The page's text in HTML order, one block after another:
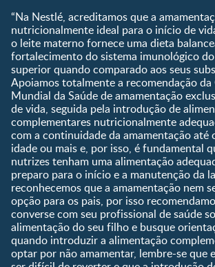
Fale conosco
Shopping
Compre Agora
Gravidez
Pós-Parto
0 a 5 meses
6 a 8 meses
9 a 12 meses
1 a 3 anos
Pré-escolar
Ser Mãe e Pai
Nutrição,
Saúde
Ferramentas
Quando eu ficarei fértil?
Que dia meu bebê vai
nascer?
Guia de Nomes para Bebê
Calendário de semanas de
gravidez
“Na Nestlé, acreditamos que a
nutricionalmente ideal para o início de
o leite materno fornece uma dieta
fortalecimento do sistema imunológico
superior quando comparado aos seus
Apoiamos totalmente a recomendação da
Mundial da Saúde de amamentação
de vida, seguida pela introdução de
complementares nutricionalmente
com a continuidade da amamentação até
idade ou mais e, por isso, é fundamental
nutrizes tenham uma alimentação
preparo para o início e a manutenção da
reconhecemos que a amamentação nem
opção para os pais, por isso
converse com seu profissional de saúde
alimentação do seu filho e busque
quando introduzir a alimentação
optar por não amamentar, lembre-se que